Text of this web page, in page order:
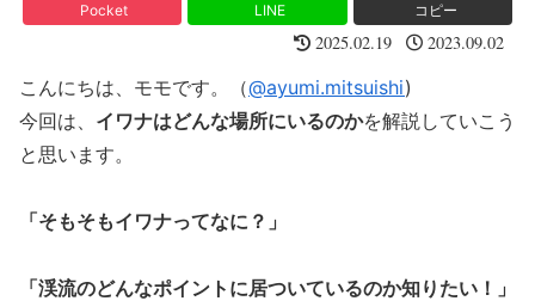
Pocket LINE コピー
2025.02.19 2023.09.02
こんにちは、モモです。（@ayumi.mitsuishi)
今回は、 イワナはどんな場所にいるのかを解説していこう
と思います。
「そもそもイワナってなに？」
「渓流のどんなポイントに居ついているのか知りたい！」